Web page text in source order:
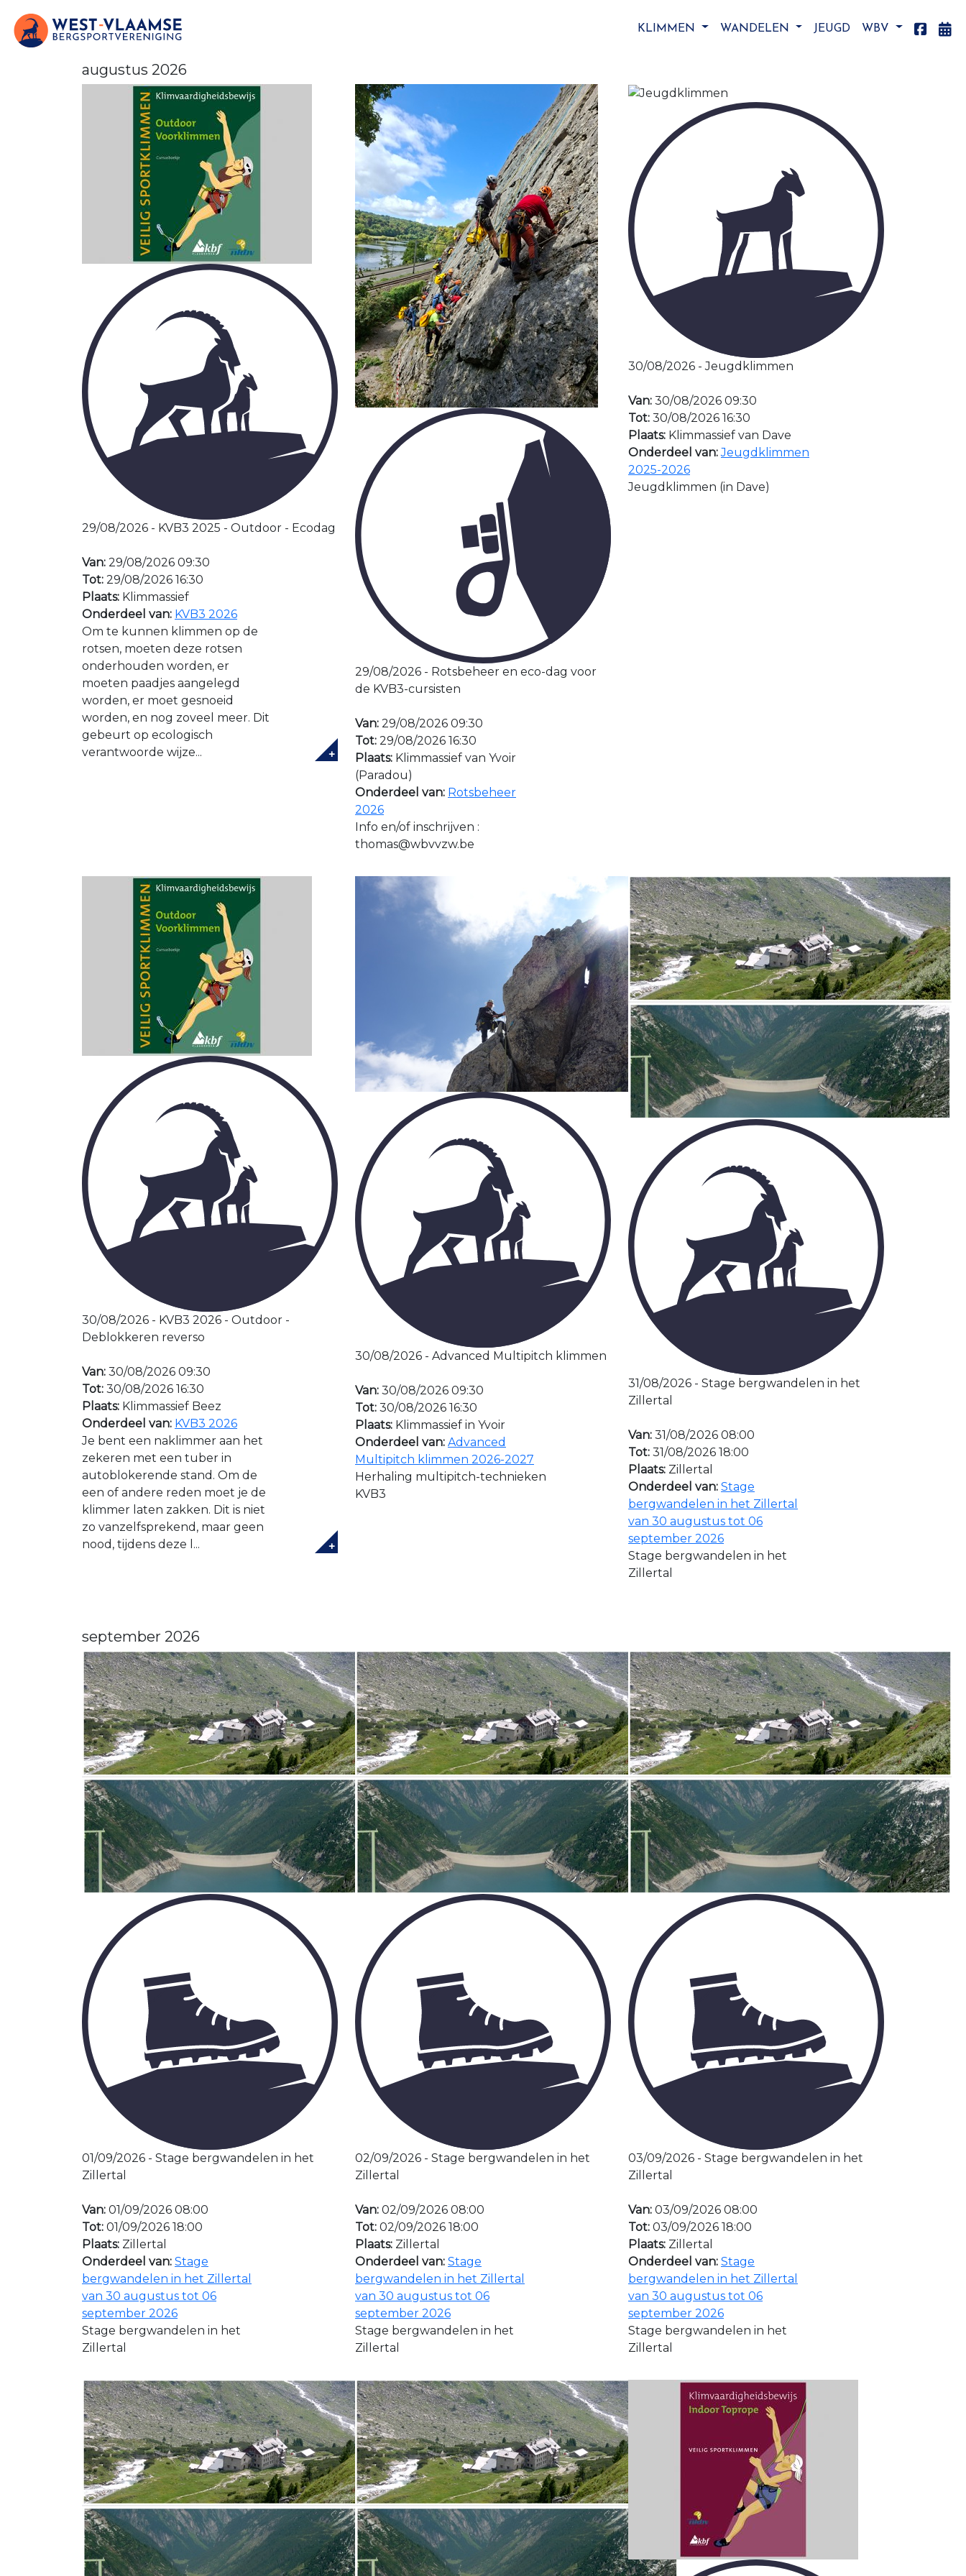
KLIMMEN WANDELEN JEUGD WBV
augustus 2026
29/08/2026 - KVB3 2025 - Outdoor - Ecodag
Van: 29/08/2026 09:30
Tot: 29/08/2026 16:30
Plaats: Klimmassief
Onderdeel van: KVB3 2026
Om te kunnen klimmen op de
rotsen, moeten deze rotsen
onderhouden worden, er
moeten paadjes aangelegd
worden, er moet gesnoeid
worden, en nog zoveel meer. Dit
gebeurt op ecologisch
verantwoorde wijze...
+
29/08/2026 - Rotsbeheer en eco-dag voor
de KVB3-cursisten
Van: 29/08/2026 09:30
Tot: 29/08/2026 16:30
Plaats: Klimmassief van Yvoir
(Paradou)
Onderdeel van: Rotsbeheer
2026
Info en/of inschrijven :
thomas@wbvvzw.be
30/08/2026 - Jeugdklimmen
Van: 30/08/2026 09:30
Tot: 30/08/2026 16:30
Plaats: Klimmassief van Dave
Onderdeel van: Jeugdklimmen
2025-2026
Jeugdklimmen (in Dave)
30/08/2026 - KVB3 2026 - Outdoor -
Deblokkeren reverso
Van: 30/08/2026 09:30
Tot: 30/08/2026 16:30
Plaats: Klimmassief Beez
Onderdeel van: KVB3 2026
Je bent een naklimmer aan het
zekeren met een tuber in
autoblokerende stand. Om de
een of andere reden moet je de
klimmer laten zakken. Dit is niet
zo vanzelfsprekend, maar geen
nood, tijdens deze l...
+
30/08/2026 - Advanced Multipitch klimmen
Van: 30/08/2026 09:30
Tot: 30/08/2026 16:30
Plaats: Klimmassief in Yvoir
Onderdeel van: Advanced
Multipitch klimmen 2026-2027
Herhaling multipitch-technieken
KVB3
31/08/2026 - Stage bergwandelen in het
Zillertal
Van: 31/08/2026 08:00
Tot: 31/08/2026 18:00
Plaats: Zillertal
Onderdeel van: Stage
bergwandelen in het Zillertal
van 30 augustus tot 06
september 2026
Stage bergwandelen in het
Zillertal
september 2026
01/09/2026 - Stage bergwandelen in het
Zillertal
Van: 01/09/2026 08:00
Tot: 01/09/2026 18:00
Plaats: Zillertal
Onderdeel van: Stage
bergwandelen in het Zillertal
van 30 augustus tot 06
september 2026
Stage bergwandelen in het
Zillertal
02/09/2026 - Stage bergwandelen in het
Zillertal
Van: 02/09/2026 08:00
Tot: 02/09/2026 18:00
Plaats: Zillertal
Onderdeel van: Stage
bergwandelen in het Zillertal
van 30 augustus tot 06
september 2026
Stage bergwandelen in het
Zillertal
03/09/2026 - Stage bergwandelen in het
Zillertal
Van: 03/09/2026 08:00
Tot: 03/09/2026 18:00
Plaats: Zillertal
Onderdeel van: Stage
bergwandelen in het Zillertal
van 30 augustus tot 06
september 2026
Stage bergwandelen in het
Zillertal